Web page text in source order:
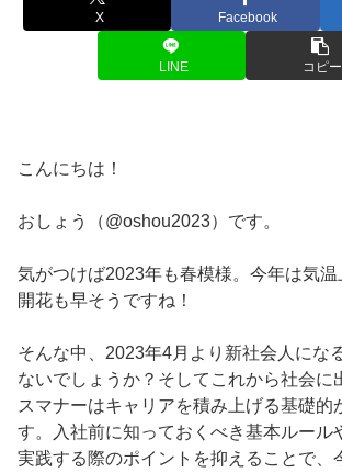
X Facebook
LINE コピー
こんにちは！
おしょう（@oshou2023）です。
気がつけば2023年も春模様。今年は気
開花も早そうですね！
そんな中、2023年4月より新社会人にな
ないでしょうか？そしてこれから社会に
スマナーはキャリアを積み上げる基礎的
す。入社前に知っておくべき基本ルール
実践する際のポイントを抑えることで、